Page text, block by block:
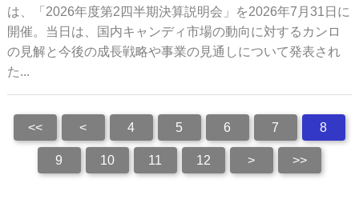
は、「2026年度第2四半期決算説明会」を2026年7月31日に
開催。当日は、国内キャンディ市場の動向に対するカンロ
の見解と今後の成長戦略や事業の見通しについて発表され
た...
<< < 4 5 6 7 8
9 10 11 12 > >>